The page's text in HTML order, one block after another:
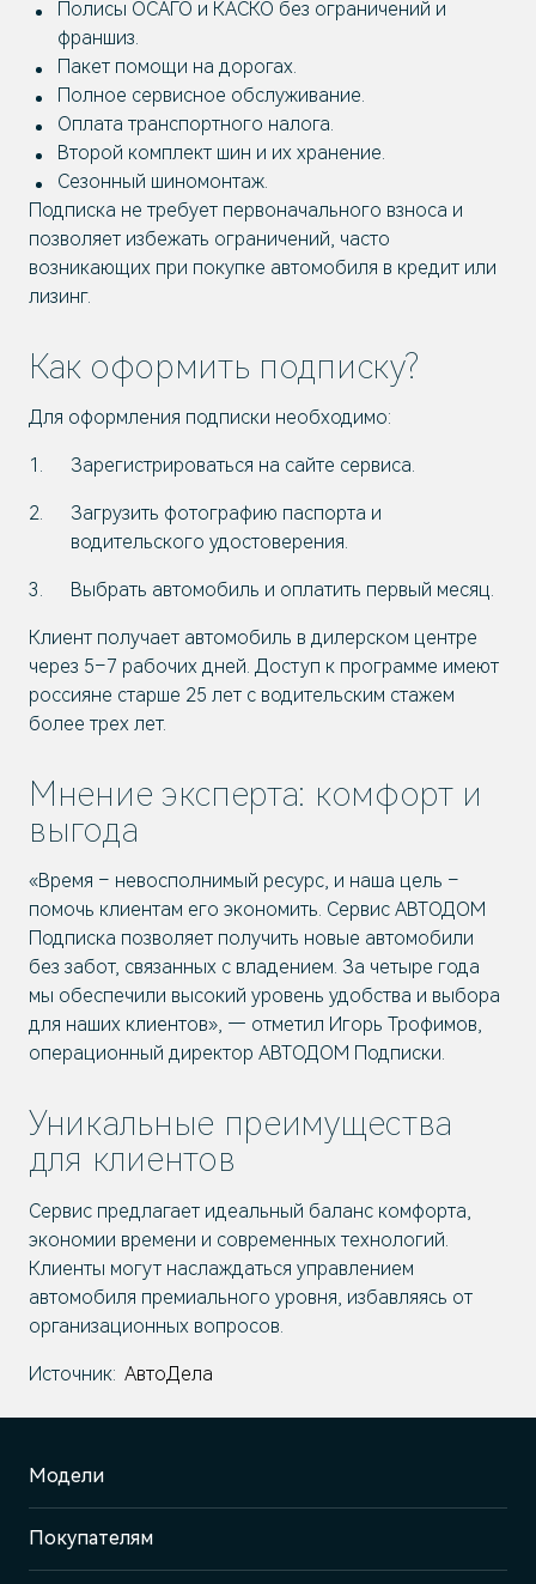
Полисы ОСАГО и КАСКО без ограничений и
франшиз.
Пакет помощи на дорогах.
Полное сервисное обслуживание.
Оплата транспортного налога.
Второй комплект шин и их хранение.
Сезонный шиномонтаж.
Подписка не требует первоначального взноса и
позволяет избежать ограничений, часто
возникающих при покупке автомобиля в кредит или
лизинг.
Как оформить подписку?
Для оформления подписки необходимо:
Зарегистрироваться на сайте сервиса.
Загрузить фотографию паспорта и
водительского удостоверения.
Выбрать автомобиль и оплатить первый месяц.
Клиент получает автомобиль в дилерском центре
через 5–7 рабочих дней. Доступ к программе имеют
россияне старше 25 лет с водительским стажем
более трех лет.
Мнение эксперта: комфорт и
выгода
«Время – невосполнимый ресурс, и наша цель –
помочь клиентам его экономить. Сервис АВТОДОМ
Подписка позволяет получить новые автомобили
без забот, связанных с владением. За четыре года
мы обеспечили высокий уровень удобства и выбора
для наших клиентов», — отметил Игорь Трофимов,
операционный директор АВТОДОМ Подписки.
Уникальные преимущества
для клиентов
Сервис предлагает идеальный баланс комфорта,
экономии времени и современных технологий.
Клиенты могут наслаждаться управлением
автомобиля премиального уровня, избавляясь от
организационных вопросов.
Источник: АвтоДела
Модели
Покупателям